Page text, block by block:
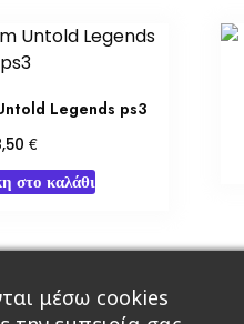
Legends ps3
€
στο καλάθι
Roleplaying Games
μέσω cookies